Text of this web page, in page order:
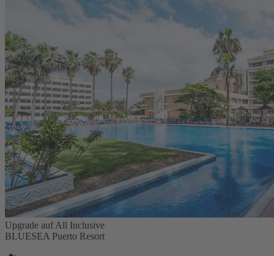
Upgrade auf All Inclusive
BLUESEA Puerto Resort